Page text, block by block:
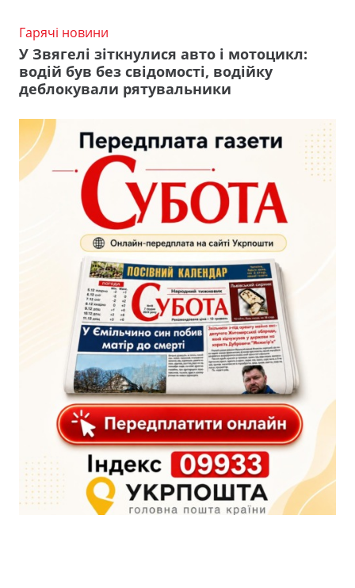
Гарячі новини
У Звягелі зіткнулися авто і мотоцикл:
водій був без свідомості, водійку
деблокували рятувальники